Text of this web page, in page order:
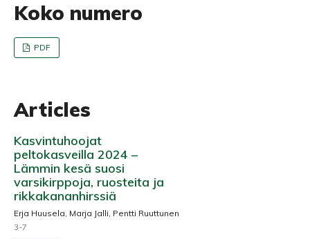
Koko numero
PDF
Articles
Kasvintuhoojat
peltokasveilla 2024 –
Lämmin kesä suosi
varsikirppoja, ruosteita ja
rikkakananhirssiä
Erja Huusela, Marja Jalli, Pentti Ruuttunen
3-7